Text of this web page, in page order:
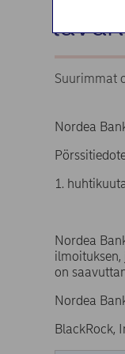
Suurimmat
Nordea
1.
Nordea
on
Nordea
BlackRock,